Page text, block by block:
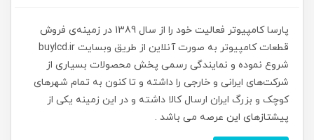
پارسا کامپیوتر فعالیت خود را از سال 1389 در زمینه‌ی فروش
قطعات کامپیوتر به صورت آنلاین از طریق وبسایت buylcd.ir
شروع نموده و نمایندگی رسمی پخش محصولات بسیاری از
شرکت‌های ایرانی و خارجی را داشته و تا کنون به تمام شهرهای
کوچک و بزرگ ایران ارسال کالا داشته و در این زمینه یکی از
پیشتازهای این عرصه می باشد .